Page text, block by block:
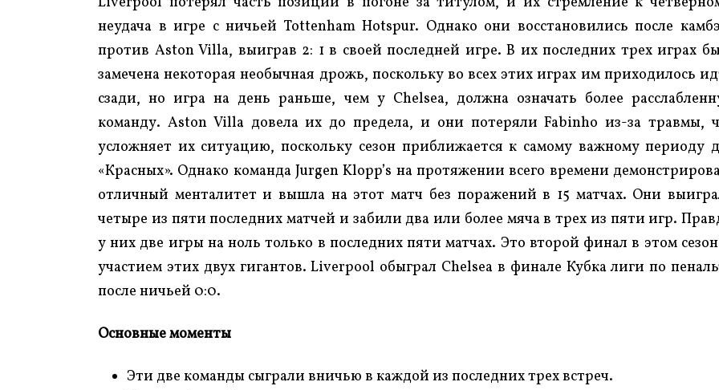
неудача в игре с ничьей Tottenham Hotspur. Однако они восстановились после
против Aston Villa, выиграв 2: 1 в своей последней игре. В их последних трех играх
замечена некоторая необычная дрожь, поскольку во всех этих играх им приходилось
сзади, но игра на день раньше, чем у Chelsea, должна означать более
команду. Aston Villa довела их до предела, и они потеряли Fabinho из-за травмы,
усложняет их ситуацию, поскольку сезон приближается к самому важному периоду
«Красных». Однако команда Jurgen Klopp’s на протяжении всего времени
отличный менталитет и вышла на этот матч без поражений в 15 матчах. Они
четыре из пяти последних матчей и забили два или более мяча в трех из пяти игр.
у них две игры на ноль только в последних пяти матчах. Это второй финал в этом
участием этих двух гигантов. Liverpool обыграл Chelsea в финале Кубка лиги по
после ничьей 0:0.
Основные моменты
Эти две команды сыграли вничью в каждой из последних трех встреч.